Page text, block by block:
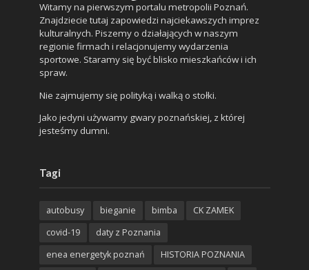
Witamy na pierwszym portalu metropolii Poznań.
Znajdziecie tutaj zapowiedzi najciekawszych imprez
kulturalnych. Piszemy o działających w naszym
regionie firmach i relacjonujemy wydarzenia
sportowe. Staramy się być blisko mieszkańców i ich
spraw.
Nie zajmujemy się polityką i walką o stołki.
Jako jedyni używamy gwary poznańskiej, z której
jesteśmy dumni.
Tagi
autobusy bieganie bimba
CK ZAMEK
covid-19
daty z Poznania
enea energetyk poznań
HISTORIA POZNANIA